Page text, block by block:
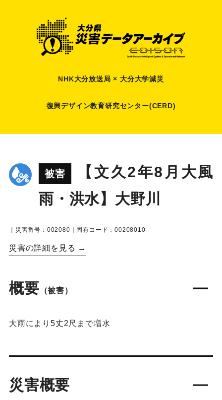
NHK大分放送局 × 大分大学減災
復興デザイン教育研究センター(CERD)
被害
【文久2年8月大風
雨・洪水】大野川
｜災害番号：002080｜固有コード：00208010
災害の詳細を見る →
概要 （被害）
大雨により5丈2尺まで増水
災害概要